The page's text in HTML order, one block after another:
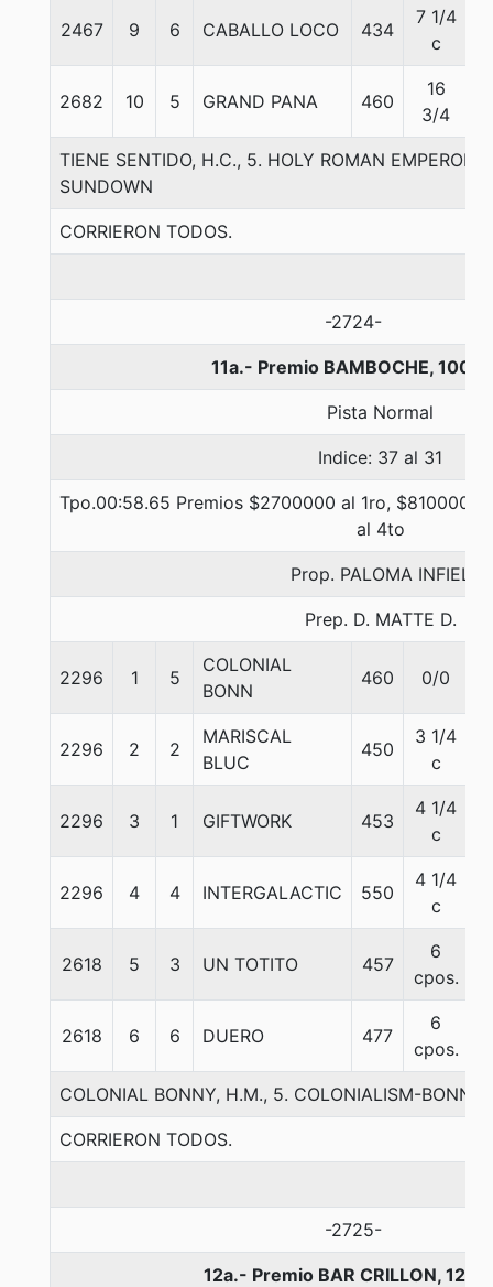
2467 9 6 CABALLO LOCO 434
7 1/4
c
2682 10 5 GRAND PANA 460
16
3/4
TIENE SENTIDO, H.C., 5. HOLY ROMAN EMPEROR-
SUNDOWN
CORRIERON TODOS.
-2724-
11a.- Premio BAMBOCHE, 1000
Pista Normal
Indice: 37 al 31
Tpo.00:58.65 Premios $2700000 al 1ro, $810000
al 4to
Prop. PALOMA INFIEL
Prep. D. MATTE D.
2296 1 5
COLONIAL
BONN
460 0/0
2296 2 2
MARISCAL
BLUC
450
3 1/4
c
2296 3 1 GIFTWORK 453
4 1/4
c
2296 4 4 INTERGALACTIC 550
4 1/4
c
2618 5 3 UN TOTITO 457
6
cpos.
2618 6 6 DUERO 477
6
cpos.
COLONIAL BONNY, H.M., 5. COLONIALISM-
CORRIERON TODOS.
-2725-
12a.- Premio BAR CRILLON,